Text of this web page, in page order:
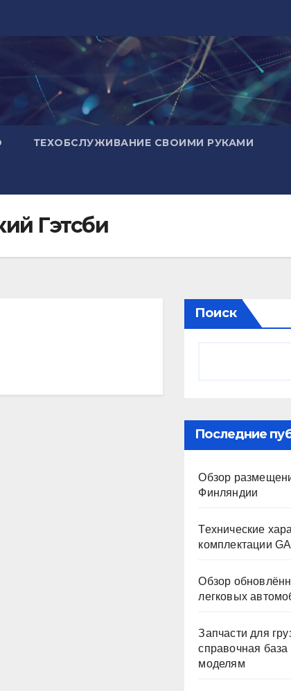
ТЕХОБСЛУЖИВАНИЕ СВОИМИ РУКАМИ
Гэтсби
Поиск
Последние
Обзор
Финляндии
Технические
комплектации
Обзор
легковых
Запчасти для
справочная
моделям